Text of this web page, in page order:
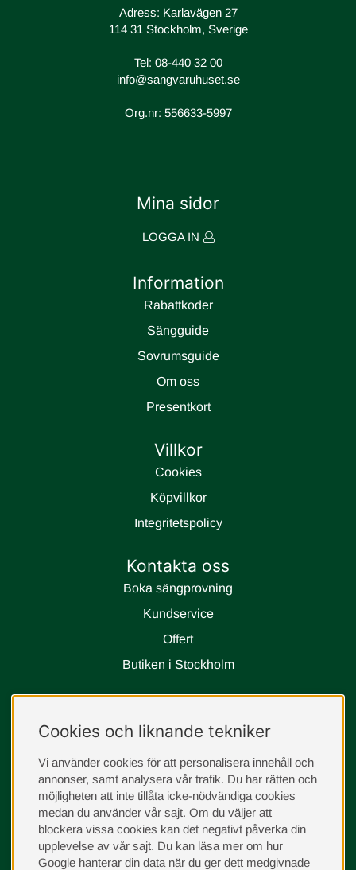
Adress: Karlavägen 27
114 31 Stockholm, Sverige
Tel: 08-440 32 00
info@sangvaruhuset.se
Org.nr: 556633-5997
Mina sidor
LOGGA IN
Information
Rabattkoder
Sängguide
Sovrumsguide
Om oss
Presentkort
Villkor
Cookies
Köpvillkor
Integritetspolicy
Kontakta oss
Boka sängprovning
Kundservice
Offert
Butiken i Stockholm
instagram
Cookies och liknande tekniker
Vi använder cookies för att personalisera innehåll och
annonser, samt analysera vår trafik. Du har rätten och
möjligheten att inte tillåta icke-nödvändiga cookies
medan du använder vår sajt. Om du väljer att
blockera vissa cookies kan det negativt påverka din
upplevelse av vår sajt. Du kan läsa mer om hur
Google hanterar din data när du ger dett medgivnade